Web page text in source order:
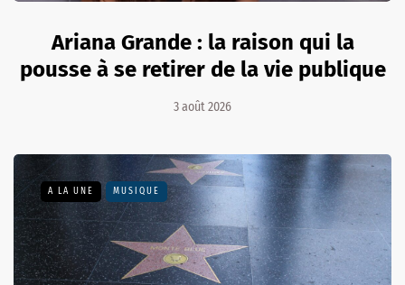
Ariana Grande : la raison qui la
pousse à se retirer de la vie publique
3 août 2026
A LA UNE MUSIQUE